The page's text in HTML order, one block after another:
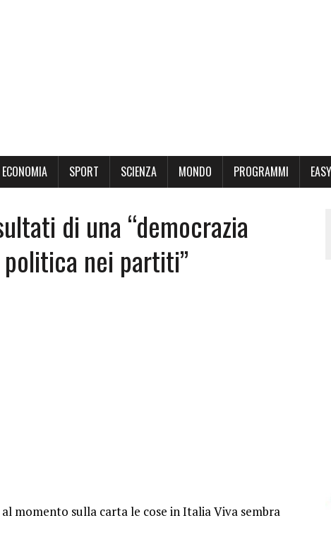
ECONOMIA SPORT SCIENZA MONDO PROGRAMMI
di una “democrazia
nei partiti”
momento sulla carta le cose in Italia Viva sembra